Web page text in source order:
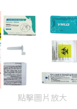
點擊圖片放大